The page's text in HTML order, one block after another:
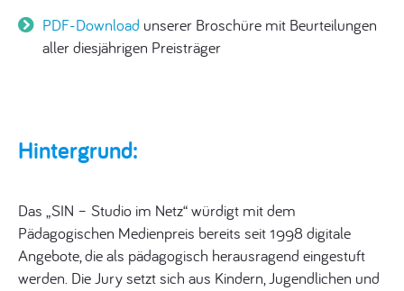
PDF-Download unserer Broschüre mit Beurteilungen
aller diesjährigen Preisträger
Hintergrund:
Das „SIN – Studio im Netz“ würdigt mit dem
Pädagogischen Medienpreis bereits seit 1998 digitale
Angebote, die als pädagogisch herausragend eingestuft
werden. Die Jury setzt sich aus Kindern, Jugendlichen und